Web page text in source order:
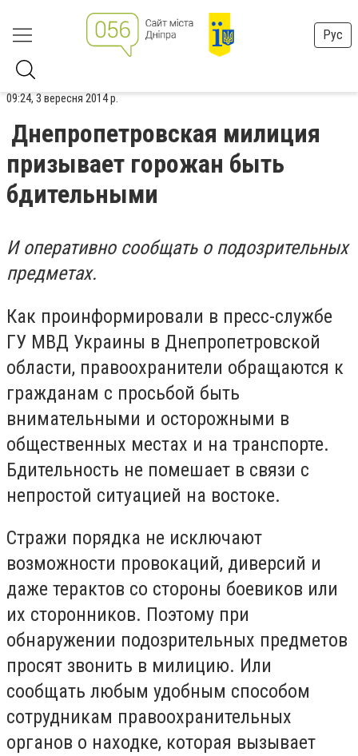
Рус
09:24, 3 вересня 2014 р.
Днепропетровская милиция
призывает горожан быть
бдительными
И оперативно сообщать о подозрительных
предметах.
Как проинформировали в пресс-службе
ГУ МВД Украины в Днепропетровской
области, правоохранители обращаются к
гражданам с просьбой быть
внимательными и осторожными в
общественных местах и на транспорте.
Бдительность не помешает в связи с
непростой ситуацией на востоке.
Стражи порядка не исключают
возможности провокаций, диверсий и
даже терактов со стороны боевиков или
их сторонников. Поэтому при
обнаружении подозрительных предметов
просят звонить в милицию. Или
сообщать любым удобным способом
сотрудникам правоохранительных
органов о находке, которая вызывает